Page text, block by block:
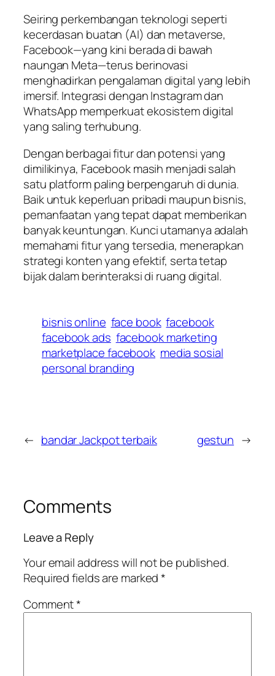
Seiring perkembangan teknologi seperti
kecerdasan buatan (AI) dan metaverse,
Facebook—yang kini berada di bawah
naungan Meta—terus berinovasi
menghadirkan pengalaman digital yang lebih
imersif. Integrasi dengan Instagram dan
WhatsApp memperkuat ekosistem digital
yang saling terhubung.
Dengan berbagai fitur dan potensi yang
dimilikinya, Facebook masih menjadi salah
satu platform paling berpengaruh di dunia.
Baik untuk keperluan pribadi maupun bisnis,
pemanfaatan yang tepat dapat memberikan
banyak keuntungan. Kunci utamanya adalah
memahami fitur yang tersedia, menerapkan
strategi konten yang efektif, serta tetap
bijak dalam berinteraksi di ruang digital.
bisnis online face book facebook
facebook ads facebook marketing
marketplace facebook media sosial
personal branding
← bandar Jackpot terbaik gestun →
Comments
Leave a Reply
Your email address will not be published.
Required fields are marked*
Comment*